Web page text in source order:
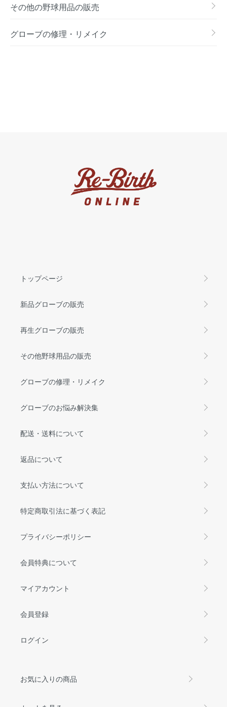
その他の野球用品の販売
グローブの修理・リメイク
トップページ
新品グローブの販売
再生グローブの販売
その他野球用品の販売
グローブの修理・リメイク
グローブのお悩み解決集
配送・送料について
返品について
支払い方法について
特定商取引法に基づく表記
プライバシーポリシー
会員特典について
マイアカウント
会員登録
ログイン
お気に入りの商品